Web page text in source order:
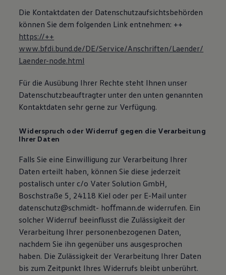
Die Kontaktdaten der Datenschutzaufsichtsbehörden
können Sie dem folgenden Link entnehmen: ++
https://++
www.bfdi.bund.de/DE/Service/Anschriften/Laender/
Laender-node.html
Für die Ausübung Ihrer Rechte steht Ihnen unser
Datenschutzbeauftragter unter den unten genannten
Kontaktdaten sehr gerne zur Verfügung.
Widerspruch oder Widerruf gegen die Verarbeitung
Ihrer Daten
Falls Sie eine Einwilligung zur Verarbeitung Ihrer
Daten erteilt haben, können Sie diese jederzeit
postalisch unter c/o Vater Solution GmbH,
Boschstraße 5, 24118 Kiel oder per E-Mail unter
datenschutz@schmidt- hoﬀmann.de widerrufen. Ein
solcher Widerruf beeinﬂusst die Zulässigkeit der
Verarbeitung Ihrer personenbezogenen Daten,
nachdem Sie ihn gegenüber uns ausgesprochen
haben. Die Zulässigkeit der Verarbeitung Ihrer Daten
bis zum Zeitpunkt Ihres Widerrufs bleibt unberührt.